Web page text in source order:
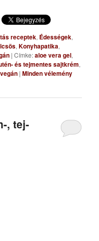
receptek, Édességek,
,Konyhapatika,
|Címke:aloe vera gel,
és tejmentes sajtkrém,
vegán |Minden vélemény
, tej-